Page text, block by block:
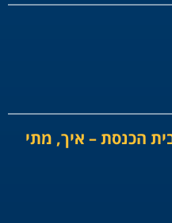
הכנסת – איך, מתי